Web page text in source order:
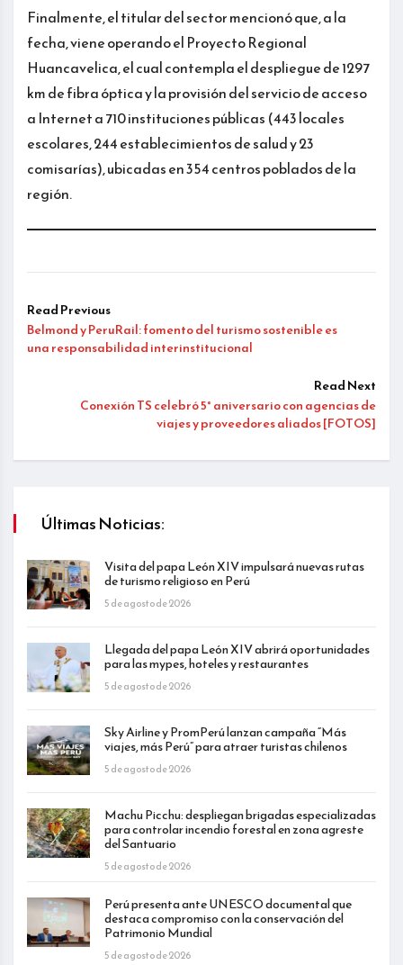
Finalmente, el titular del sector mencionó que, a la
fecha, viene operando el Proyecto Regional
Huancavelica, el cual contempla el despliegue de 1297
km de fibra óptica y la provisión del servicio de acceso
a Internet a 710 instituciones públicas (443 locales
escolares, 244 establecimientos de salud y 23
comisarías), ubicadas en 354 centros poblados de la
región.
Read Previous
Belmond y PeruRail: fomento del turismo sostenible es
una responsabilidad interinstitucional
Read Next
Conexión TS celebró 5° aniversario con agencias de
viajes y proveedores aliados [FOTOS]
Últimas Noticias:
Visita del papa León XIV impulsará nuevas rutas
de turismo religioso en Perú
5 de agosto de 2026
Llegada del papa León XIV abrirá oportunidades
para las mypes, hoteles y restaurantes
5 de agosto de 2026
Sky Airline y PromPerú lanzan campaña “Más
viajes, más Perú” para atraer turistas chilenos
5 de agosto de 2026
Machu Picchu: despliegan brigadas especializadas
para controlar incendio forestal en zona agreste
del Santuario
5 de agosto de 2026
Perú presenta ante UNESCO documental que
destaca compromiso con la conservación del
Patrimonio Mundial
5 de agosto de 2026